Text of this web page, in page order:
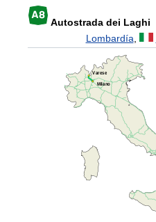
Autostrada dei Laghi
Lombardía